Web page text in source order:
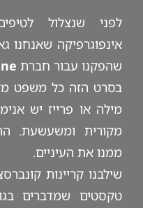
לפני שנצלול
אינפוגרפיקה שאנחנו
שהפקנו עבור חברת
בסרט הזה כל משפט
מילה או פרייז יש
מקורית ומשעשעת.
ממנו את העיניים.
שילבנו קריינות
טקסטים שמדברים